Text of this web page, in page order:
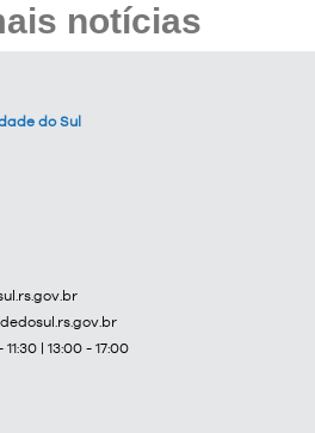
notícias
do Sul
| 13:00 - 17:00